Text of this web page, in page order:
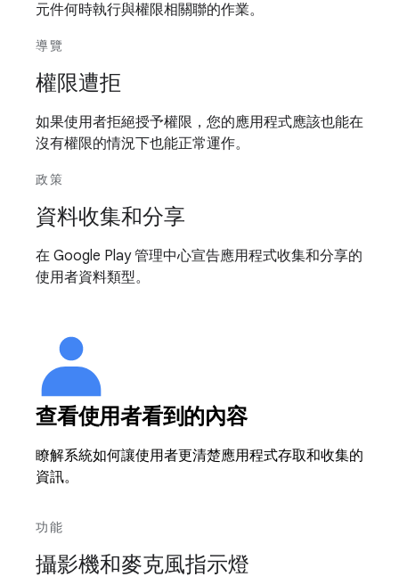
元件何時執行與權限相關聯的作業。
導覽
權限遭拒
如果使用者拒絕授予權限，您的應用程式應該也能在
沒有權限的情況下也能正常運作。
政策
資料收集和分享
在 Google Play 管理中心宣告應用程式收集和分享的
使用者資料類型。
查看使用者看到的內容
瞭解系統如何讓使用者更清楚應用程式存取和收集的
資訊。
功能
攝影機和麥克風指示燈